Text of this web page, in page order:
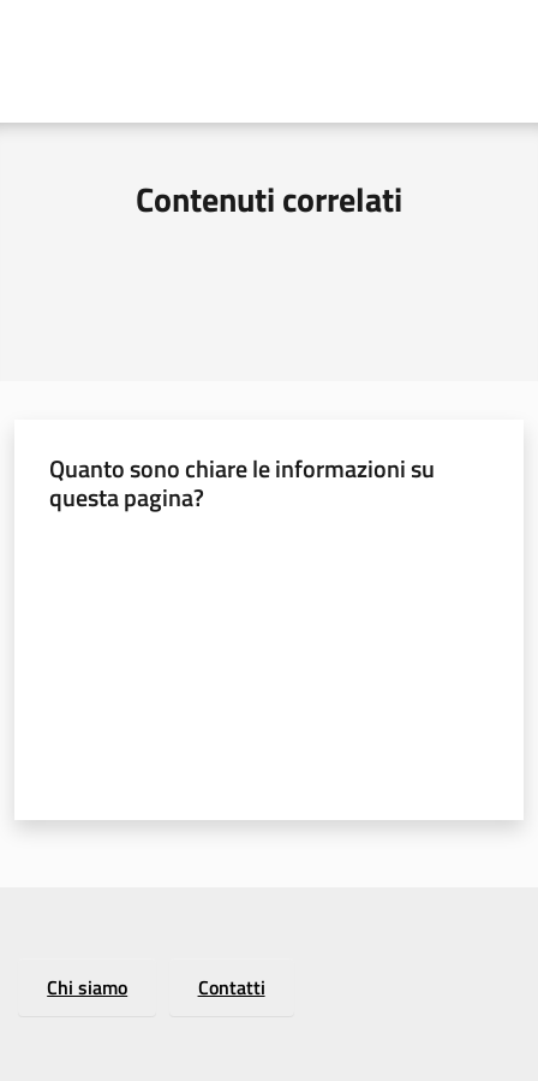
Contenuti correlati
Quanto sono chiare le informazioni su
questa pagina?
Chi siamo Contatti